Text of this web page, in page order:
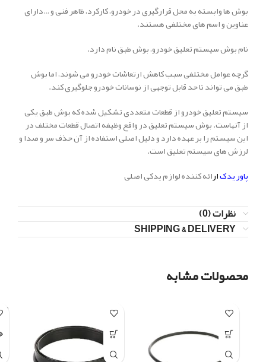
بوش ها وابسته به محل قرارگیری در خودرو، کارکرد، ظاهر فنی و …دارای
عناوین و اسم های مختلفی هستند.
نام بوش سیستم تعلیق خودرو، بوش طبق نام دارد.
گرچه عوامل مختلفی سبب کاهش ارتعاشات خودرو می شوند، اما بوش
طبق می تواند تا حد قابل توجهی از نوسانات خودرو جلوگیری کند.
سیستم تعلیق خودرو از قطعات متعددی تشکیل شده که بوش طبق یکی
از آنهاست. بوش سیستم تعلیق در واقع وظیفه اتصال قطعات مختلف در
این سیستم را بر عهده دارد و دلیل اصلی استفاده از آن حذف سر و صدا و
لرزش های سیستم تعلیق است.
پاور یدکارائه کننده لوازم یدکی اصلی
نظرات (0)
SHIPPING & DELIVERY
محصولات مشابه